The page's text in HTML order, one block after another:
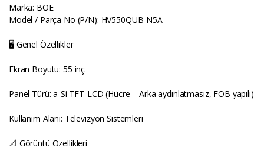
Marka: BOE
Model / Parça No (P/N): HV550QUB-N5A
🖥️ Genel Özellikler
Ekran Boyutu: 55 inç
Panel Türü: a-Si TFT-LCD (Hücre – Arka aydınlatmasız, FOB yapılı)
Kullanım Alanı: Televizyon Sistemleri
📐 Görüntü Özellikleri